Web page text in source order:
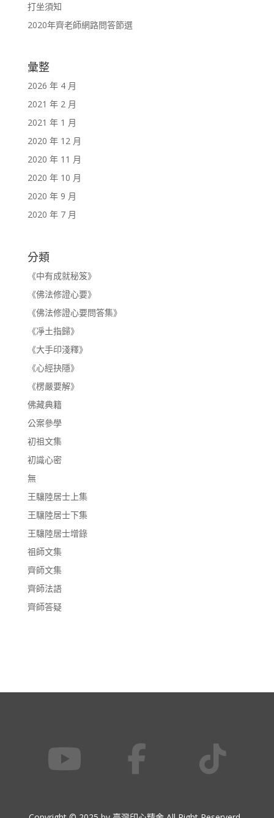
打坐須知
2020年齊老師網路問答節選
彙整
2026 年 4 月
2021 年 2 月
2021 年 1 月
2020 年 12 月
2020 年 11 月
2020 年 10 月
2020 年 9 月
2020 年 7 月
分類
《中有成就秘笈》
《佛法修證心要》
《佛法修證心要問答集》
《凈土指歸》
《大手印淺釋》
《心經抉隱》
《楞嚴要解》
佛藏典籍
公案參學
初祖文集
初識心密
無
王驤陸居士上集
王驤陸居士下集
王驤陸居士增錄
祖師文集
齊師文集
齊師法語
齊師答疑